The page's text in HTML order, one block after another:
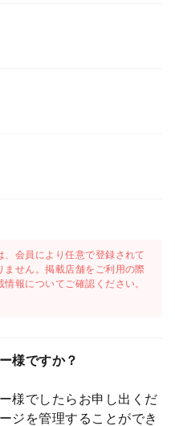
会員により任意で登録されて
ません。掲載店舗をご利用の際
報についてご確認ください。
様ですか？
様でしたらお申し出くだ
ジを管理することができ